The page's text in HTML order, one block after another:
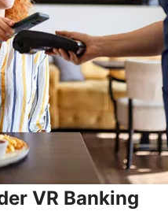
VR Banking